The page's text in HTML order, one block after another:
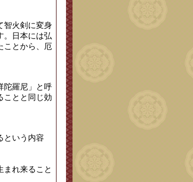
智火剣に変身
。日本には弘
ことから、厄
陀羅尼」と呼
ことと同じ効
という内容
まれ来ること